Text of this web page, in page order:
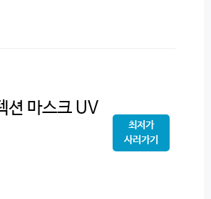
션 마스크 UV
최저가
사러가기